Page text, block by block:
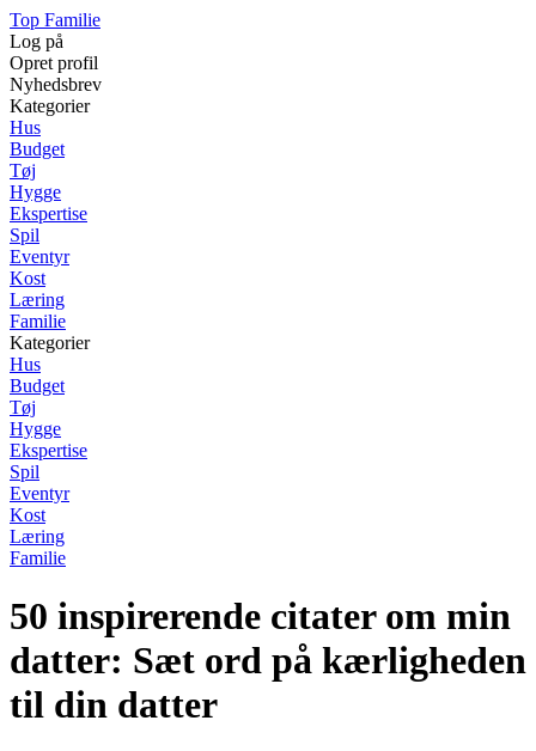
Top Familie
Log på
Opret profil
Nyhedsbrev
Kategorier
Hus
Budget
Tøj
Hygge
Ekspertise
Spil
Eventyr
Kost
Læring
Familie
Kategorier
Hus
Budget
Tøj
Hygge
Ekspertise
Spil
Eventyr
Kost
Læring
Familie
50 inspirerende citater om min
datter: Sæt ord på kærligheden
til din datter